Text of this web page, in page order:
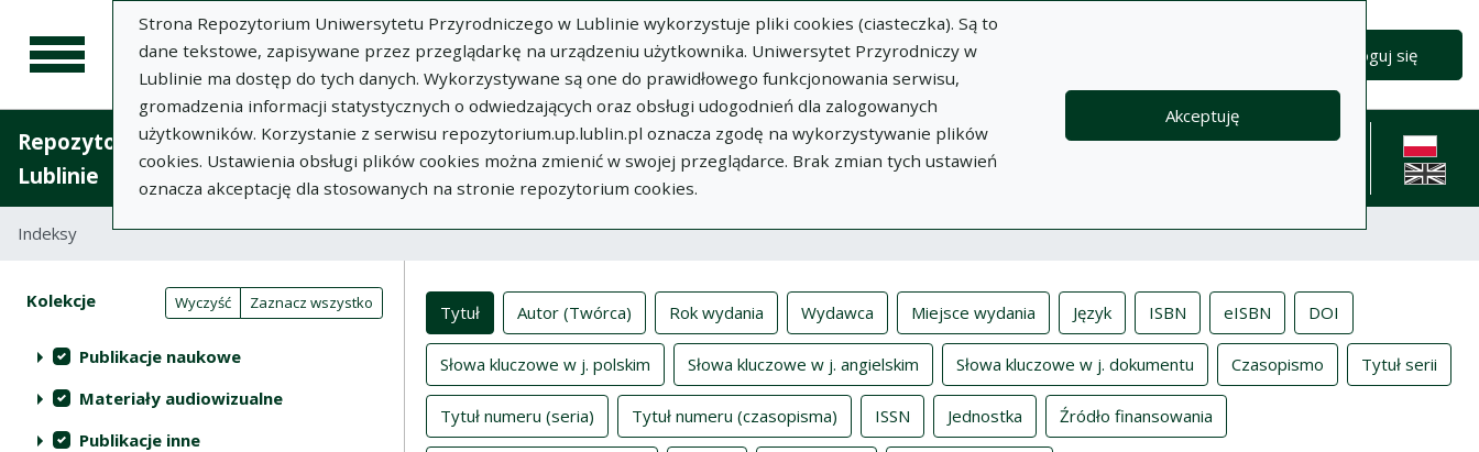
Strona Repozytorium Uniwersytetu Przyrodniczego w Lublinie wykorzystuje pliki cookies (ciasteczka). Są to
dane tekstowe, zapisywane przez przeglądarkę na urządzeniu użytkownika. Uniwersytet Przyrodniczy w
Lublinie ma dostęp do tych danych. Wykorzystywane są one do prawidłowego funkcjonowania serwisu,
gromadzenia informacji statystycznych o odwiedzających oraz obsługi udogodnień dla zalogowanych
użytkowników. Korzystanie z serwisu repozytorium.up.lublin.pl oznacza zgodę na wykorzystywanie plików
cookies. Ustawienia obsługi plików cookies można zmienić w swojej przeglądarce. Brak zmian tych ustawień
oznacza akceptację dla stosowanych na stronie repozytorium cookies.
Akceptuję
Zaloguj się
Repozytorium Uniwersytetu Przyrodniczego w
Lublinie
Dodaj
publikację
O
Repozytorium
Dokumenty Informacje Pomoc
Polityka
Kontakt
English
Indeksy
Akcje na kolekcjach Wyczyść Zaznacz wszystko
Kolekcje (automatyczne przeładowanie treści)
Publikacje naukowe
Materiały audiowizualne
Publikacje inne
Indeksy
Tytuł Autor (Twórca) Rok wydania Wydawca Miejsce wydania Język ISBN eISBN DOI
Słowa kluczowe w j. polskim Słowa kluczowe w j. angielskim Słowa kluczowe w j. dokumentu Czasopismo Tytuł serii
Tytuł numeru (seria) Tytuł numeru (czasopisma) ISSN Jednostka Źródło finansowania